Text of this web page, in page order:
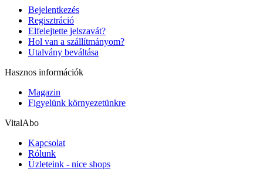
Bejelentkezés
Regisztráció
Elfelejtette jelszavát?
Hol van a szállítmányom?
Utalvány beváltása
Hasznos információk
Magazin
Figyelünk környezetünkre
VitalAbo
Kapcsolat
Rólunk
Üzleteink - nice shops